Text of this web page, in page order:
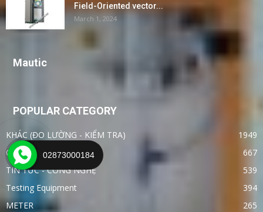
Field-Oriented vector...
March 1, 2024
Mautic
POPULAR CATEGORY
KHÁC (ĐO LƯỜNG - KIỂM TRA)
1949
OTHER
667
TIN TỨC - CÔNG NGHỆ
539
Testing Equipment
394
METER
265
02873000184